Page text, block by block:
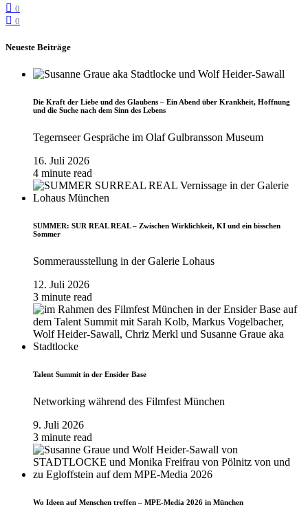
0
0
Neueste Beiträge
Die Kraft der Liebe und des Glaubens – Ein Abend über Krankheit, Hoffnung
und die Suche nach dem Sinn des Lebens
Tegernseer Gespräche im Olaf Gulbransson Museum
16. Juli 2026
4 minute read
SUMMER: SUR REAL REAL – Zwischen Wirklichkeit, KI und ein bisschen
Sommer
Sommerausstellung in der Galerie Lohaus
12. Juli 2026
3 minute read
Talent Summit in der Ensider Base
Networking während des Filmfest München
9. Juli 2026
3 minute read
Wo Ideen auf Menschen treffen – MPE-Media 2026 in München